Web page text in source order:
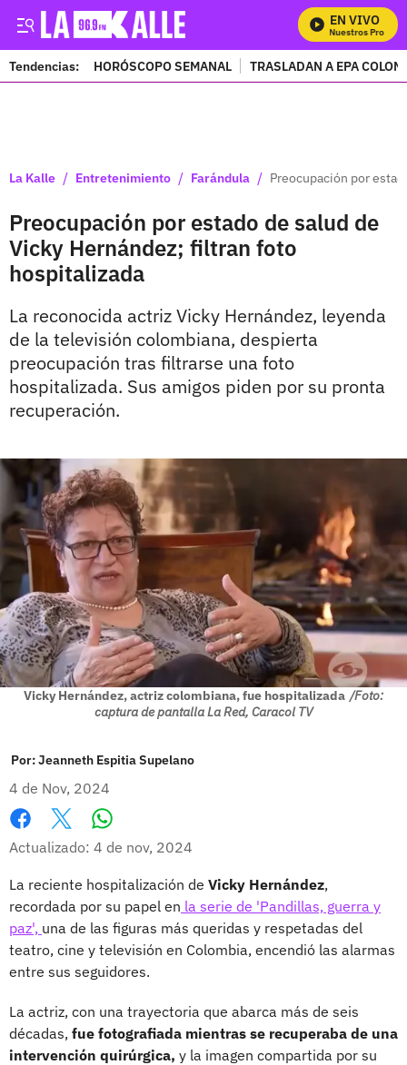
EN VIVO
Mira Todos Nuestros
Tendencias: HORÓSCOPO SEMANAL TRASLADAN A EPA
La Kalle / Entretenimiento / Farándula / Preocupación por
Preocupación por estado de salud de
Vicky Hernández; filtran foto
hospitalizada
La reconocida actriz Vicky Hernández, leyenda
de la televisión colombiana, despierta
preocupación tras filtrarse una foto
hospitalizada. Sus amigos piden por su pronta
recuperación.
Vicky Hernández, actriz colombiana, fue hospitalizada /Foto:
captura de pantalla La Red, Caracol TV
Por:Jeanneth Espitia Supelano
4 de Nov, 2024
Facebook
X
Actualizado: 4 de nov, 2024
La reciente hospitalización de Vicky Hernández,
recordada por su papel en la serie de 'Pandillas, guerra y
paz', una de las figuras más queridas y respetadas del
teatro, cine y televisión en Colombia, encendió las alarmas
entre sus seguidores.
La actriz, con una trayectoria que abarca más de seis
décadas, fue fotografiada mientras se recuperaba de una
intervención quirúrgica, y la imagen compartida por su